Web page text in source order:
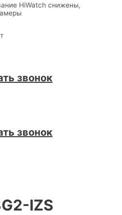
HiWatch снижены,
звонок
звонок
IZS